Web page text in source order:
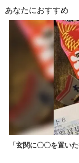
あなたにおすすめ
「玄関に〇〇を置い